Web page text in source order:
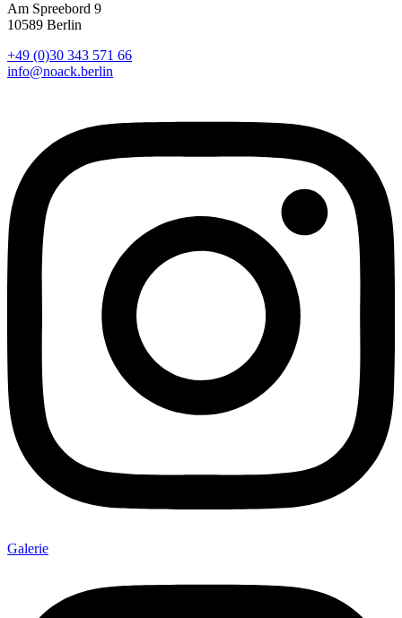
Am Spreebord 9
10589 Berlin
+49 (0)30 343 571 66
info@noack.berlin
Galerie